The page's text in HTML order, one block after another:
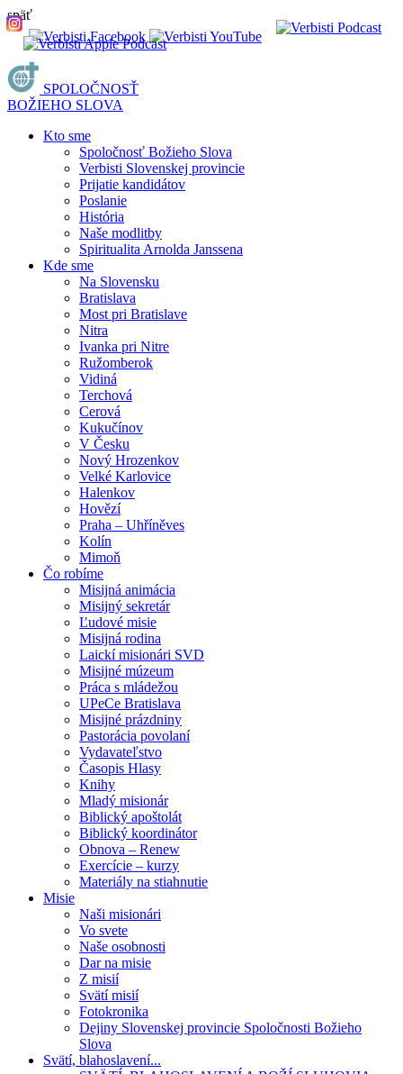
späť
SPOLOČNOSŤ
BOŽIEHO SLOVA
Kto sme
Spoločnosť Božieho Slova
Verbisti Slovenskej provincie
Prijatie kandidátov
Poslanie
História
Naše modlitby
Spiritualita Arnolda Janssena
Kde sme
Na Slovensku
Bratislava
Most pri Bratislave
Nitra
Ivanka pri Nitre
Ružomberok
Vidiná
Terchová
Cerová
Kukučínov
V Česku
Nový Hrozenkov
Velké Karlovice
Halenkov
Hovězí
Praha – Uhříněves
Kolín
Mimoň
Čo robíme
Misijná animácia
Misijný sekretár
Ľudové misie
Misijná rodina
Laickí misionári SVD
Misijné múzeum
Práca s mládežou
UPeCe Bratislava
Misijné prázdniny
Pastorácia povolaní
Vydavateľstvo
Časopis Hlasy
Knihy
Mladý misionár
Biblický apoštolát
Biblický koordinátor
Obnova – Renew
Exercície – kurzy
Materiály na stiahnutie
Misie
Naši misionári
Vo svete
Naše osobnosti
Dar na misie
Z misií
Svätí misií
Fotokronika
Dejiny Slovenskej provincie Spoločnosti Božieho
Slova
Svätí, blahoslavení...